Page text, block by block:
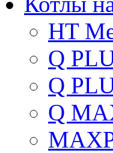
HT
Q
Q
Q